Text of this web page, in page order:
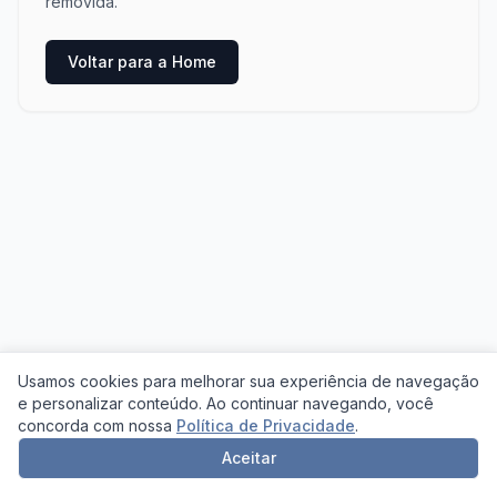
Usamos cookies para melhorar sua experiência de navegação
e personalizar conteúdo. Ao continuar navegando, você
concorda com nossa Política de Privacidade.
Aceitar
Voltar para a Home